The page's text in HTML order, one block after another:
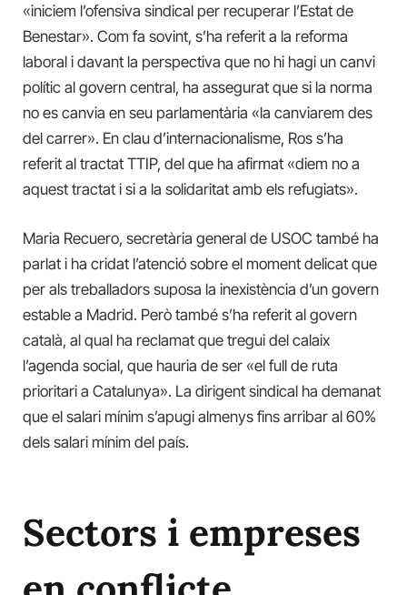
«iniciem l’ofensiva sindical per recuperar l’Estat de
Benestar». Com fa sovint, s’ha referit a la reforma
laboral i davant la perspectiva que no hi hagi un canvi
polític al govern central, ha assegurat que si la norma
no es canvia en seu parlamentària «la canviarem des
del carrer». En clau d’internacionalisme, Ros s’ha
referit al tractat TTIP, del que ha afirmat «diem no a
aquest tractat i si a la solidaritat amb els refugiats».
Maria Recuero, secretària general de USOC també ha
parlat i ha cridat l’atenció sobre el moment delicat que
per als treballadors suposa la inexistència d’un govern
estable a Madrid. Però també s’ha referit al govern
català, al qual ha reclamat que tregui del calaix
l’agenda social, que hauria de ser «el full de ruta
prioritari a Catalunya». La dirigent sindical ha demanat
que el salari mínim s’apugi almenys fins arribar al 60%
dels salari mínim del país.
Sectors i empreses